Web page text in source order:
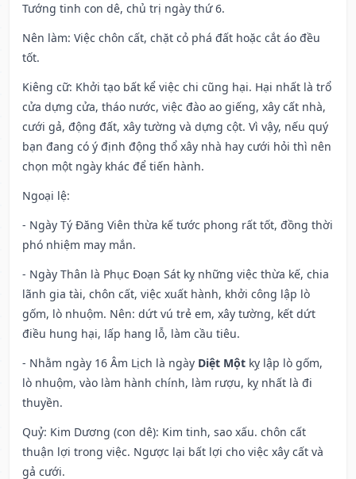
Tướng tinh con dê, chủ trị ngày thứ 6.
Nên làm: Việc chôn cất, chặt cỏ phá đất hoặc cắt áo đều
tốt.
Kiêng cữ: Khởi tạo bất kể việc chi cũng hại. Hại nhất là trổ
cửa dựng cửa, tháo nước, việc đào ao giếng, xây cất nhà,
cưới gả, động đất, xây tường và dựng cột. Vì vậy, nếu quý
bạn đang có ý định động thổ xây nhà hay cưới hỏi thì nên
chọn một ngày khác để tiến hành.
Ngoại lệ:
- Ngày Tý Đăng Viên thừa kế tước phong rất tốt, đồng thời
phó nhiệm may mắn.
- Ngày Thân là Phục Đoạn Sát kỵ những việc thừa kế, chia
lãnh gia tài, chôn cất, việc xuất hành, khởi công lập lò
gốm, lò nhuộm. Nên: dứt vú trẻ em, xây tường, kết dứt
điều hung hại, lấp hang lỗ, làm cầu tiêu.
- Nhằm ngày 16 Âm Lịch là ngày Diệt Một kỵ lập lò gốm,
lò nhuộm, vào làm hành chính, làm rượu, kỵ nhất là đi
thuyền.
Quỷ: Kim Dương (con dê): Kim tinh, sao xấu. chôn cất
thuận lợi trong việc. Ngược lại bất lợi cho việc xây cất và
gả cưới.